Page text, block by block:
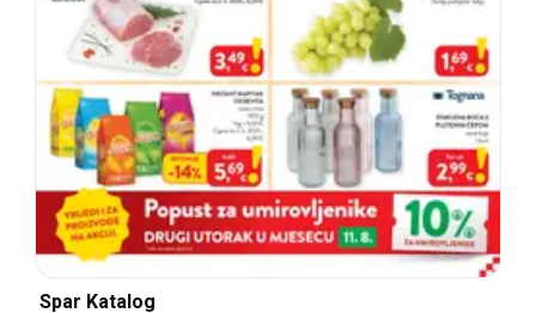
Spar Katalog